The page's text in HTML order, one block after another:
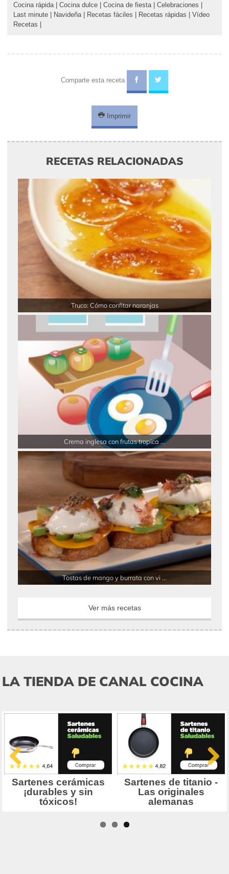
Cocina rápida| Cocina dulce Cocina de fiesta| Celebraciones
Last minute
Navideña| Recetas fáciles Recetas rápidas
Vídeo
Recetas
Comparte esta receta
Imprimir
RECETAS RELACIONADAS
Truco: Cómo confitar naranjas
Crema inglesa con frutas tropica ...
Tostas de mango y burrata con vi ...
Ver más recetas
LA TIENDA DE CANAL COCINA